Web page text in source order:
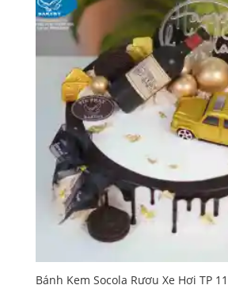
đến
600,000₫
Bánh Kem Socola Rượu Xe Hơi TP